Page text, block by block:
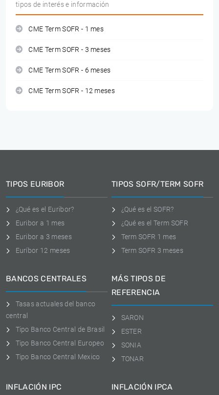
tipos de interés e información
CME Term SOFR - 1 mes
CME Term SOFR - 3 meses
CME Term SOFR - 6 meses
CME Term SOFR - 12 meses
TIPOS EURIBOR
¿Qué es el Euribor?
Euribor a 1 mes
Euribor a 3 meses
Euríbor 12 meses
TIPOS SOFR/TERM SOFR
¿Qué es el SOFR?
¿Qué es el Term SOFR
Term SOFR 1 mes
Term SOFR 3 meses
BANCOS CENTRALES
Tasas actuales del banco
central
Tipo Banco Central de Brasil
Tipo Banco Central Europeo
Tipo Banco Central Mexico
MÁS TIPOS DE
REFERENCIA
SARON
ESTER
SONIA
TONAR
INFLACIÓN IPC INFLACIÓN IPCA